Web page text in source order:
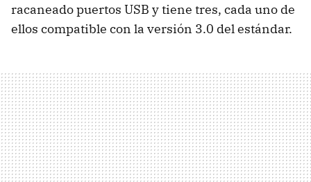
racaneado puertos USB y tiene tres, cada uno de
ellos compatible con la versión 3.0 del estándar.